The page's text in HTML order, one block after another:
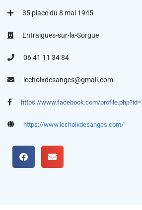
35 place du 8 mai 1945
Entraigues-sur-la-Sorgue
06 41 11 34 84
lechoixdesanges@gmail.com
https://www.facebook.com/
https://www.lechoixdesanges.com/